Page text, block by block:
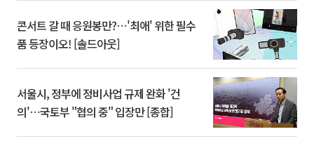
콘서트 갈 때 응원봉만?⋯'최애' 위한 필수
품 등장이오! [솔드아웃]
서울시, 정부에 정비사업 규제 완화 '건
의'⋯국토부 "협의 중" 입장만 [종합]